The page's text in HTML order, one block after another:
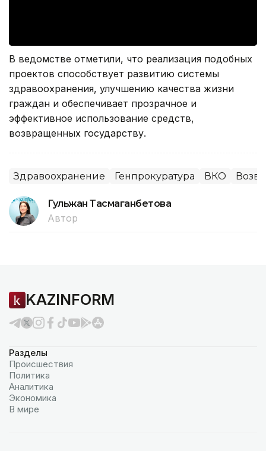
В ведомстве отметили, что реализация подобных
проектов способствует развитию системы
здравоохранения, улучшению качества жизни
граждан и обеспечивает прозрачное и
эффективное использование средств,
возвращенных государству.
Здравоохранение Генпрокуратура ВКО
Гульжан Тасмаганбетова
Автор
KAZINFORM
Разделы
Происшествия
Политика
Аналитика
Экономика
В мире